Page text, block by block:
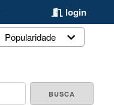
login
Popularidade